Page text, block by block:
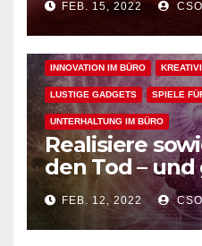
und seelische
bei der Arbeit
FEB. 15, 2022
EFFIZIENZ & PRODUKTIVITÄT IM
INNOVATION IM BÜRO
LUSTIGE GADGETS SPIELE
UNTERHALTUNG IM BÜRO
Realisiere
den Tod –
dadurch in
Arbeitsflow
FEB. 12, 2022